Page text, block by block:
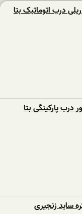
درب اتوماتیک بتا
درب پارکینگی بتا
ساید زنجیری